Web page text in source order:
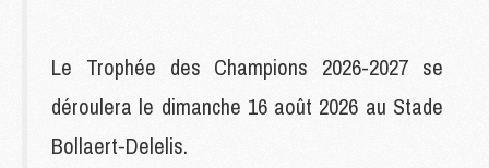
Le Trophée des Champions 2026-2027 se
déroulera le dimanche 16 août 2026 au Stade
Bollaert-Delelis.